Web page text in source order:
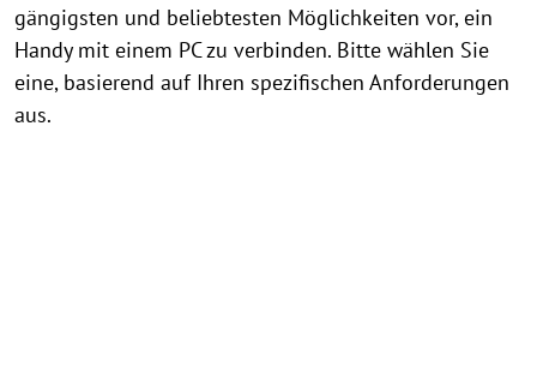
gängigsten und beliebtesten Möglichkeiten vor, ein
Handy mit einem PC zu verbinden. Bitte wählen Sie
eine, basierend auf Ihren spezifischen Anforderungen
aus.